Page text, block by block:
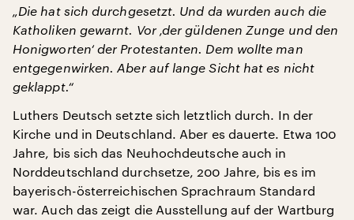
„Die hat sich durchgesetzt. Und da wurden auch die
Katholiken gewarnt. Vor ‚der güldenen Zunge und den
Honigworten‘ der Protestanten. Dem wollte man
entgegenwirken. Aber auf lange Sicht hat es nicht
geklappt.“
Luthers Deutsch setzte sich letztlich durch. In der
Kirche und in Deutschland. Aber es dauerte. Etwa 100
Jahre, bis sich das Neuhochdeutsche auch in
Norddeutschland durchsetze, 200 Jahre, bis es im
bayerisch-österreichischen Sprachraum Standard
war. Auch das zeigt die Ausstellung auf der Wartburg